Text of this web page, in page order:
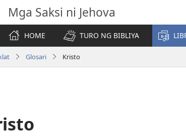
Mga Saksi ni Jehova
HOME
TURO NG BIBLIYA
Glosari Kristo